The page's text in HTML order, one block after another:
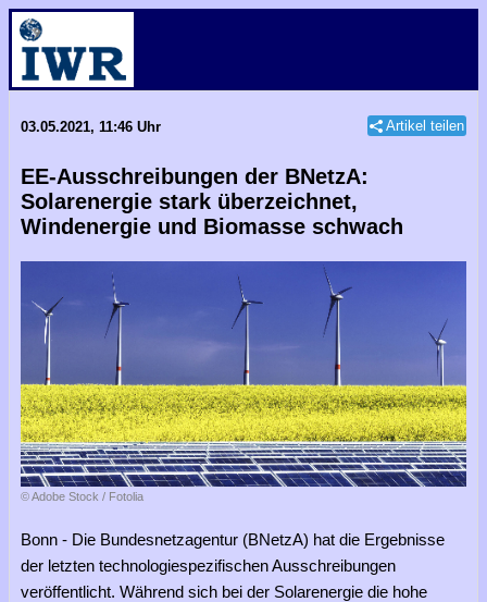
03.05.2021, 11:46 Uhr Artikel teilen
EE-Ausschreibungen der BNetzA:
Solarenergie stark überzeichnet,
Windenergie und Biomasse schwach
© Adobe Stock / Fotolia
Bonn - Die Bundesnetzagentur (BNetzA) hat die Ergebnisse
der letzten technologiespezifischen Ausschreibungen
veröffentlicht. Während sich bei der Solarenergie die hohe